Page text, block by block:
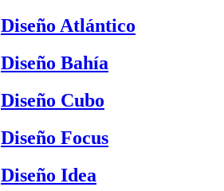
Diseño Atlántico
Diseño Bahía
Diseño Cubo
Diseño Focus
Diseño Idea